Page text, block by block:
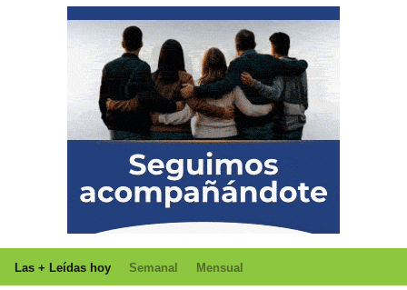
Las + Leídas hoy Semanal Mensual